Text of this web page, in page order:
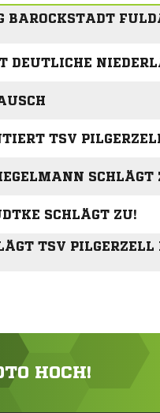
BAROCKSTADT
DEUTLICHE
TSV
SCHLÄGT
SCHLÄGT ZU!
TSV PILGERZELL
HOCH!